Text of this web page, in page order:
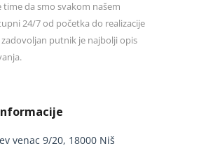
time da smo svakom našem
24/7 od početka do realizacije
putnik je najbolji opis
venac 9/20, 18000 Niš